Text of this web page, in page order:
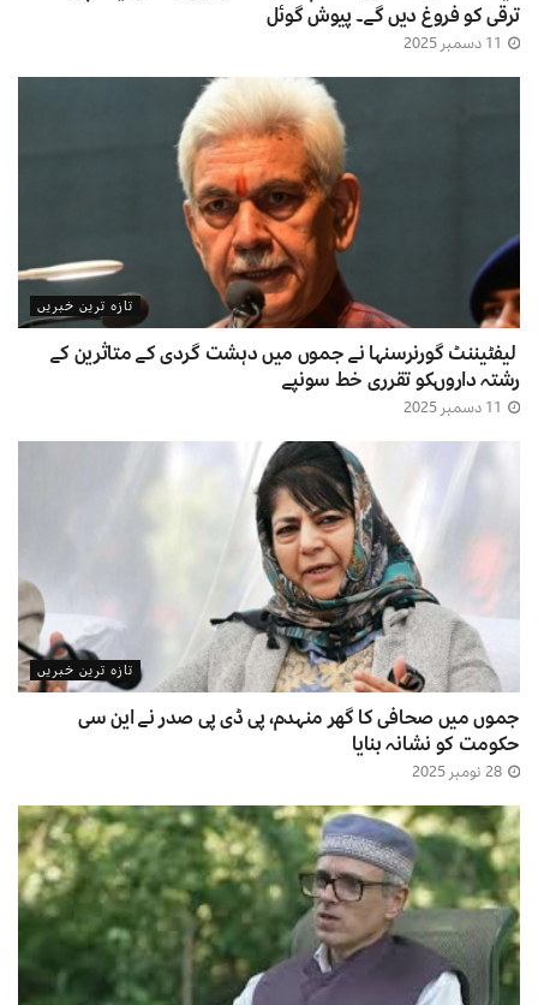
ترقی کو فروغ دیں گے۔ پیوش گوئل
تازہ ترین خبریں
لیفٹیننٹ گورنرسنہا نے جموں میں دہشت گردی کے متاثرین کے
رشتہ داروںکو تقرری خط سونپے
تازہ ترین خبریں
جموں میں صحافی کا گھر منہدم، پی ڈی پی صدر نے این سی
حکومت کو نشانہ بنایا